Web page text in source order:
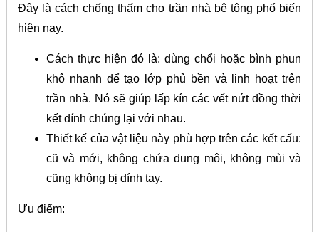
Đây là cách chống thấm cho trần nhà bê tông phổ biến
hiện nay.
Cách thực hiện đó là: dùng chổi hoặc bình phun
khô nhanh để tạo lớp phủ bền và linh hoạt trên
trần nhà. Nó sẽ giúp lấp kín các vết nứt đồng thời
kết dính chúng lại với nhau.
Thiết kế của vật liệu này phù hợp trên các kết cấu:
cũ và mới, không chứa dung môi, không mùi và
cũng không bị dính tay.
Ưu điểm: